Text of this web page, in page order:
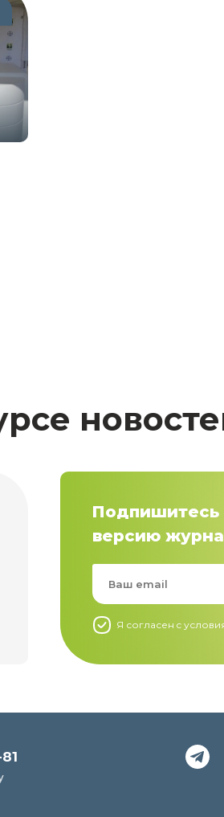
Подпишитесь
версию
Я согласен c